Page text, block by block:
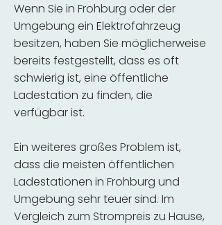
Wenn Sie in Frohburg oder der
Umgebung ein Elektrofahrzeug
besitzen, haben Sie möglicherweise
bereits festgestellt, dass es oft
schwierig ist, eine öffentliche
Ladestation zu finden, die
verfügbar ist.
Ein weiteres großes Problem ist,
dass die meisten öffentlichen
Ladestationen in Frohburg und
Umgebung sehr teuer sind. Im
Vergleich zum Strompreis zu Hause,